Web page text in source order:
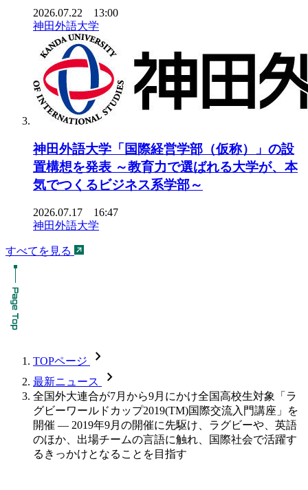
2026.07.22 13:00
神田外語大学
神田外語大学「国際経営学部（仮称）」の設
置構想を発表 ～教育力で選ばれる大学が、本
気でつくるビジネス系学部～
2026.07.17 16:47
神田外語大学
すべてを見る
TOPページ chevron_forward
最新ニュース chevron_forward
全国外大連合が7月から9月にかけ全国高校生対象「ラ
グビーワールドカップ2019(TM)国際交流入門講座」を
開催 — 2019年9月の開催に先駆け、ラグビーや、英語
のほか、出場チームの言語に触れ、国際社会で活躍す
るきっかけとなることを目指す